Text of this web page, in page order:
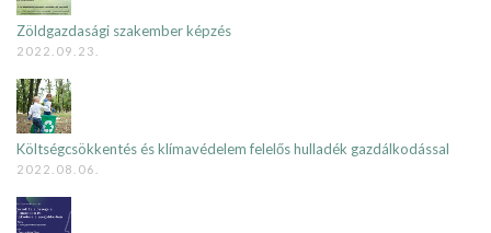
Zöldgazdasági szakember képzés
2022.09.23.
Költségcsökkentés és klímavédelem felelős hulladék gazdálkodással
2022.08.06.